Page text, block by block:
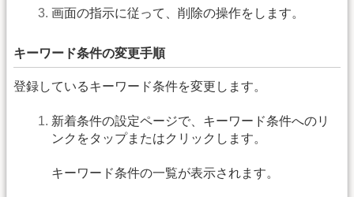
画面の指示に従って、削除の操作をします。
キーワード条件の変更手順
登録しているキーワード条件を変更します。
新着条件の設定ページで、キーワード条件へのリ
ンクをタップまたはクリックします。
キーワード条件の一覧が表示されます。